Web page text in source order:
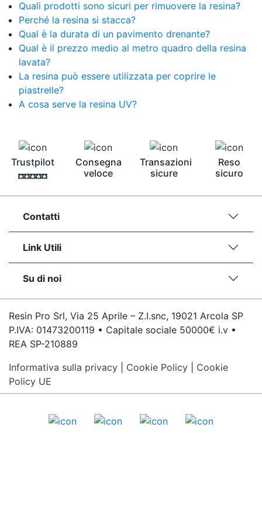
Pavimento epossidico Acquista Glitter Epossidico
Applicazioni di Epossidici Colle epossidiche
Mastice epossidico Adesivo epossidico
bicomponente Malta epossidica Colla
bicomponente Pavimento epossidico pro e
contro Epossidica Colla epossidica plastica See
all articles →
Quali prodotti sono sicuri per rimuovere la resina?
Perché la resina si stacca?
Qual è la durata di un pavimento drenante?
Qual è il prezzo medio al metro quadro della resina
lavata?
La resina può essere utilizzata per coprire le
piastrelle?
A cosa serve la resina UV?
Trustpilot
Consegna
veloce
Transazioni
sicure
Reso
sicuro
Contatti
Link Utili
Su di noi
Resin Pro Srl, Via 25 Aprile – Z.I.snc, 19021 Arcola SP
P.IVA: 01473200119 • Capitale sociale 50000€ i.v •
REA SP-210889
Informativa sulla privacy
Cookie Policy
Cookie
Policy UE